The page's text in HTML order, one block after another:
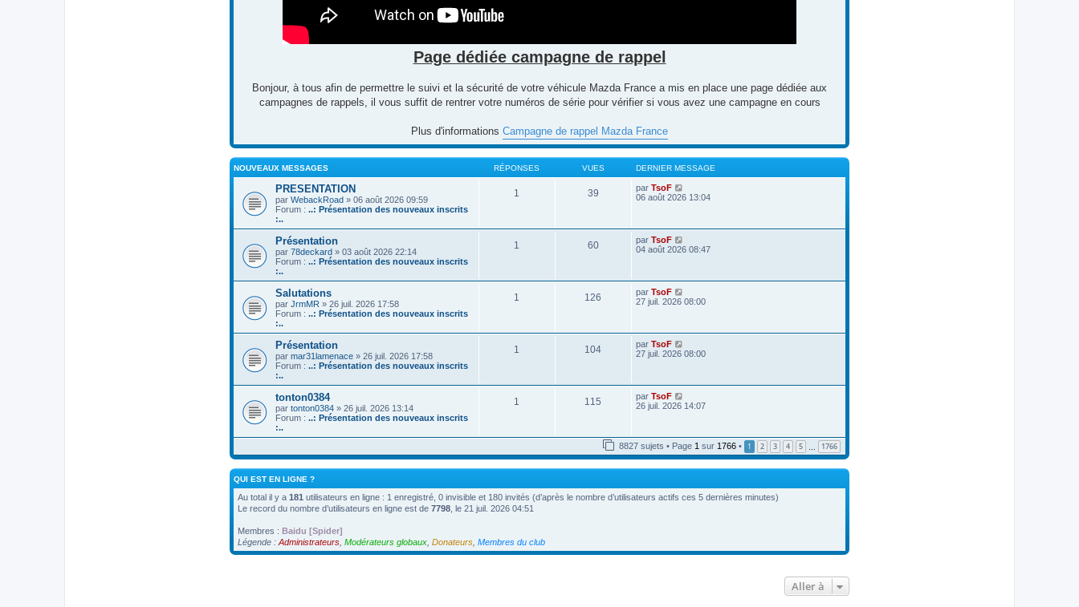
Page dédiée campagne de rappel
Bonjour, à tous afin de permettre le suivi et la sécurité de votre véhicule Mazda France a mis en place une page dédiée aux
campagnes de rappels, il vous suffit de rentrer votre numéros de série pour vérifier si vous avez une campagne en cours
Plus d'informations Campagne de rappel Mazda France
NOUVEAUX MESSAGES RÉPONSES VUES DERNIER MESSAGE
PRESENTATION
par WebackRoad » 06 août 2026 09:59
Forum : ..: Présentation des nouveaux inscrits
:..
1 39 par TsoF
o
d
e
i
r
s
a
g
06 août 2026 13:04
Présentation
par 78deckard » 03 août 2026 22:14
Forum : ..: Présentation des nouveaux inscrits
:..
1 60 par TsoF
o
d
e
i
r
s
a
g
04 août 2026 08:47
Salutations
par JrmMR » 26 juil. 2026 17:58
Forum : ..: Présentation des nouveaux inscrits
:..
1 126 par TsoF
o
d
e
i
r
s
s
a
27 juil. 2026 08:00
Présentation
par mar31lamenace » 26 juil. 2026 17:58
Forum : ..: Présentation des nouveaux inscrits
:..
1 104 par TsoF
o
d
e
i
e
r
m
s
s
27 juil. 2026 08:00
tonton0384
par tonton0384 » 26 juil. 2026 13:14
Forum : ..: Présentation des nouveaux inscrits
:..
1 115 par TsoF
o
e
d
e
r
i
e
s
26 juil. 2026 14:07
8827 sujets • Page 1 sur 1766 • 1 2 3 4 5 … 1766
QUI EST EN LIGNE ?
Au total il y a 181 utilisateurs en ligne : 1 enregistré, 0 invisible et 180 invités (d’après le nombre d’utilisateurs actifs ces 5 dernières minutes)
Le record du nombre d’utilisateurs en ligne est de 7798 , le 21 juil. 2026 04:51
Membres : Baidu [Spider]
Légende : Administrateurs Modérateurs globaux Donateurs Membres du club
Aller à